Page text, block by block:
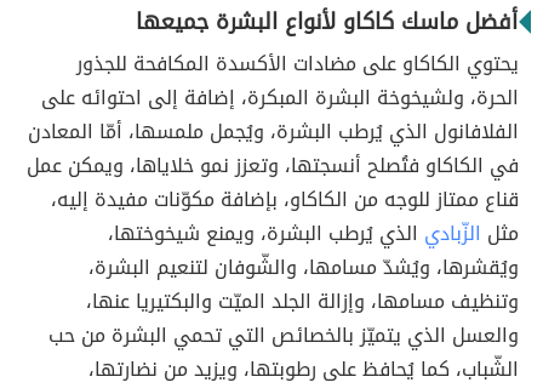
أفضل ماسك كاكاو لأنواع البشرة جميعها
يحتوي الكاكاو على مضادات الأكسدة المكافحة للجذور
الحرة، ولشيخوخة البشرة المبكرة، إضافة إلى احتوائه على
الفلافانول الذي يُرطب البشرة، ويُجمل ملمسها، أمّا المعادن
في الكاكاو فتُصلح أنسجتها، وتعزز نمو خلاياها، ويمكن عمل
قناع ممتاز للوجه من الكاكاو، بإضافة مكوّنات مفيدة إليه،
مثل الزّبادي الذي يُرطب البشرة، ويمنع شيخوختها،
ويُقشرها، ويُشدّ مسامها، والشّوفان لتنعيم البشرة،
وتنظيف مسامها، وإزالة الجلد الميّت والبكتيريا عنها،
والعسل الذي يتميّز بالخصائص التي تحمي البشرة من حب
الشّباب، كما يُحافظ على رطوبتها، ويزيد من نضارتها،